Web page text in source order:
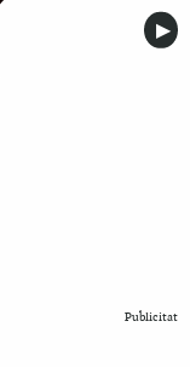
▶︎
Publicitat